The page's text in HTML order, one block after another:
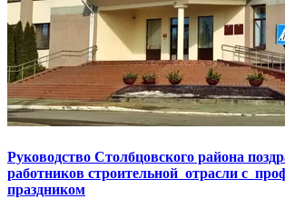
Руководство Столбцовского района
работников строительной отрасли с
праздником